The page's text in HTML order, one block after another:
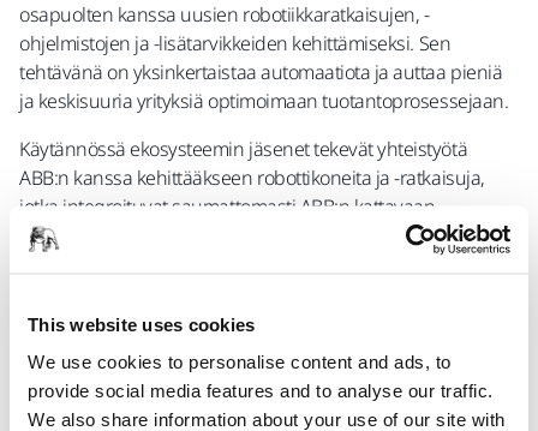
This website uses cookies
We use cookies to personalise content and ads, to
provide social media features and to analyse our traffic.
We also share information about your use of our site with
osapuolten kanssa uusien robotiikkaratkaisujen, -
ohjelmistojen ja -lisätarvikkeiden kehittämiseksi. Sen
tehtävänä on yksinkertaistaa automaatiota ja auttaa pieniä
ja keskisuuria yrityksiä optimoimaan tuotantoprosessejaan.
Käytännössä ekosysteemin jäsenet tekevät yhteistyötä
ABB:n kanssa kehittääkseen robottikoneita ja -ratkaisuja,
jotka integroituvat saumattomasti ABB:n kattavaan
automaatiovalikoimaan – mukaan lukien teollisuusrobotit,
yhteistyörobotit (cobotit), edistyneet ohjelmistot, kuten
on mukautettu vastaamaan loppukäyttäjien erityistarpeita,
mikä mahdollistaa suuremman joustavuuden,
suorituskyvyn ja helpomman käyttöönoton monenlaisissa
menetelmissä.